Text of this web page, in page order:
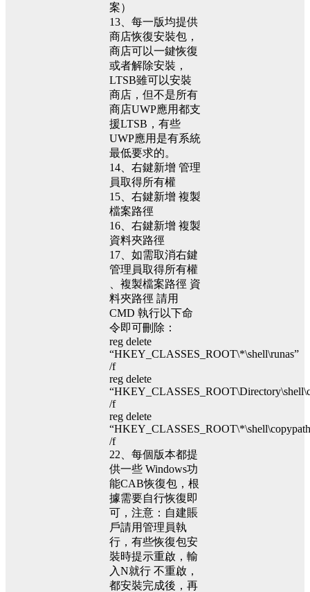
案）
13、每一版均提供
商店恢復安裝包，
商店可以一鍵恢復
或者解除安裝，
LTSB雖可以安裝
商店，但不是所有
商店UWP應用都支
援LTSB，有些
UWP應用是有系統
最低要求的。
14、右鍵新增 管理
員取得所有權
15、右鍵新增 複製
檔案路徑
16、右鍵新增 複製
資料夾路徑
17、如需取消右鍵
管理員取得所有權
、複製檔案路徑 資
料夾路徑 請用
CMD 執行以下命
令即可刪除：
reg delete
“HKEY_CLASSES_ROOT\*\shell\runas”
/f
reg delete
/f
reg delete
/f
22、每個版本都提
供一些 Windows功
能CAB恢復包，根
據需要自行恢復即
可，注意：自建賬
戶請用管理員執
行，有些恢復包安
裝時提示重啟，輸
入N就行 不重啟，
都安裝完成後，再